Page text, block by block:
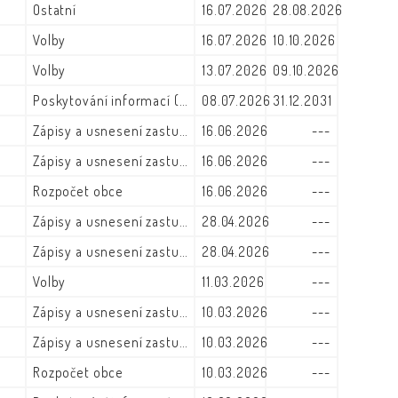
Ostatní 16.07.2026 28.08.2026
Volby 16.07.2026 10.10.2026
Volby 13.07.2026 09.10.2026
08.07.2026 31.12.2031
16.06.2026 ---
16.06.2026 ---
Rozpočet obce 16.06.2026 ---
28.04.2026 ---
28.04.2026 ---
Volby 11.03.2026 ---
10.03.2026 ---
10.03.2026 ---
Rozpočet obce 10.03.2026 ---